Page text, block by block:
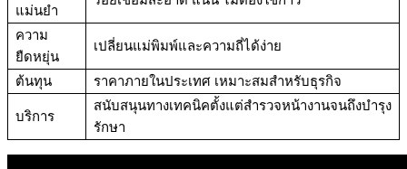
แม่นยำ
ความ
ยืดหยุ่น
เปลี่ยนแม่พิมพ์และความถี่ได้ง่าย
ต้นทุน ราคาภายในประเทศ เหมาะสมสำหรับธุรกิจ
บริการ
สนับสนุนทางเทคนิคตั้งแต่สำรวจหน้างานจนถึงบำรุง
รักษา